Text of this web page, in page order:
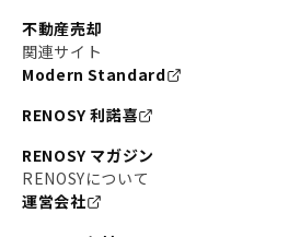
不動産売却
関連サイト
Modern Standard
RENOSY 利諾喜
RENOSY マガジン
RENOSYについて
運営会社